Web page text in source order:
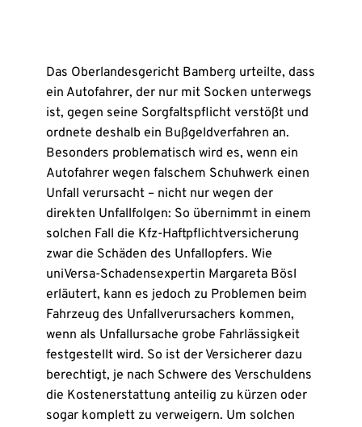
Das Oberlandesgericht Bamberg urteilte, dass
ein Autofahrer, der nur mit Socken unterwegs
ist, gegen seine Sorgfaltspflicht verstößt und
ordnete deshalb ein Bußgeldverfahren an.
Besonders problematisch wird es, wenn ein
Autofahrer wegen falschem Schuhwerk einen
Unfall verursacht – nicht nur wegen der
direkten Unfallfolgen: So übernimmt in einem
solchen Fall die Kfz-Haftpflichtversicherung
zwar die Schäden des Unfallopfers. Wie
uniVersa-Schadensexpertin Margareta Bösl
erläutert, kann es jedoch zu Problemen beim
Fahrzeug des Unfallverursachers kommen,
wenn als Unfallursache grobe Fahrlässigkeit
festgestellt wird. So ist der Versicherer dazu
berechtigt, je nach Schwere des Verschuldens
die Kostenerstattung anteilig zu kürzen oder
sogar komplett zu verweigern. Um solchen